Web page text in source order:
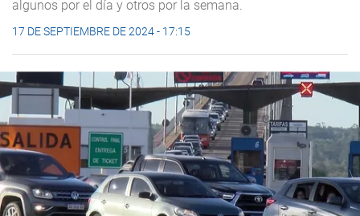
algunos por el día y otros por la semana.
17 DE SEPTIEMBRE DE 2024 - 17:15